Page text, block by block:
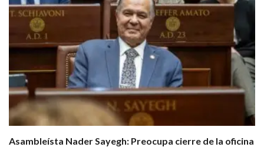
Asambleísta Nader Sayegh: Preocupa cierre de la oficina